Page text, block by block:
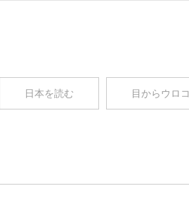
日本を読む 目からウロ